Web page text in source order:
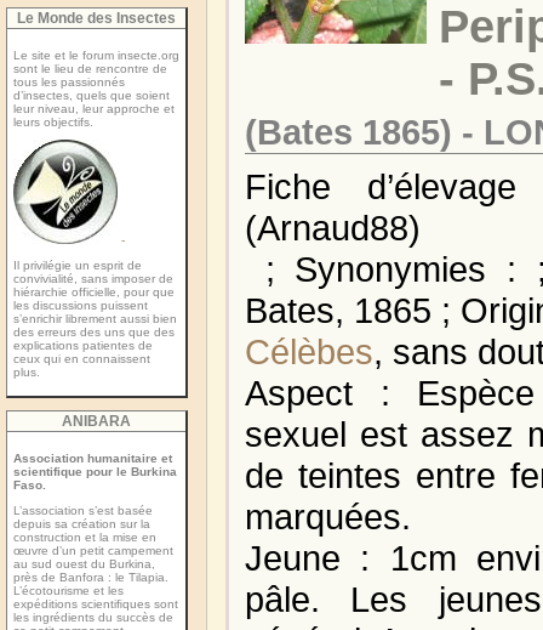
Le Monde des Insectes
Le site et le forum insecte.org
sont le lieu de rencontre de
tous les passionnés
d’insectes, quels que soient
leur niveau, leur approche et
leurs objectifs.
-
Il privilégie un esprit de
convivialité, sans imposer de
hiérarchie officielle, pour que
les discussions puissent
s’enrichir librement aussi bien
des erreurs des uns que des
explications patientes de
ceux qui en connaissent
plus.
ANIBARA
Association humanitaire et
scientifique pour le Burkina
Faso.
L’association s’est basée
depuis sa création sur la
construction et la mise en
œuvre d’un petit campement
au sud ouest du Burkina,
près de Banfora : le Tilapia.
L’écotourisme et les
expéditions scientiﬁques sont
les ingrédients du succès de
-
(Bates 1865) -
Fiche
(Arnaud88)
; Synonymies :
Bates, 1865 ;
Célèbes, sans
Aspect :
sexuel est assez
de teintes entre
marquées.
Jeune : 1cm
pâle. Les